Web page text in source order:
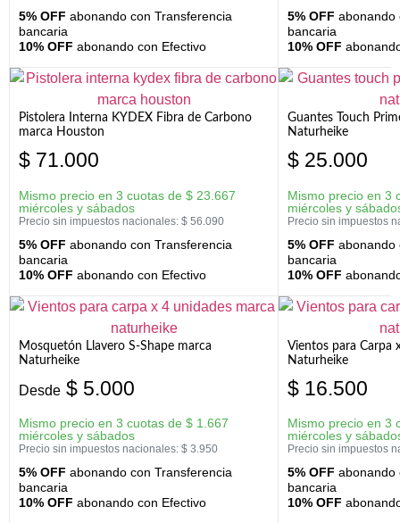
5% OFF abonando con Transferencia
bancaria
10% OFF abonando con Efectivo
5% OFF abonando
bancaria
10% OFF
Pistolera Interna KYDEX Fibra de Carbono
marca Houston
$ 71.000
Mismo precio en 3 cuotas de $ 23.667
miércoles y sábados
Precio sin impuestos nacionales: $ 56.090
5% OFF abonando con Transferencia
bancaria
10% OFF abonando con Efectivo
Guantes Touch
Naturheike
$ 25.000
Mismo precio en 3
miércoles y
Precio sin impuestos
5% OFF abonando
bancaria
10% OFF
Mosquetón Llavero S-Shape marca
Naturheike
Desde $ 5.000
Mismo precio en 3 cuotas de $ 1.667
miércoles y sábados
Precio sin impuestos nacionales: $ 3.950
5% OFF abonando con Transferencia
bancaria
10% OFF abonando con Efectivo
Vientos para Carpa
Naturheike
$ 16.500
Mismo precio en 3
miércoles y
Precio sin impuestos
5% OFF abonando
bancaria
10% OFF